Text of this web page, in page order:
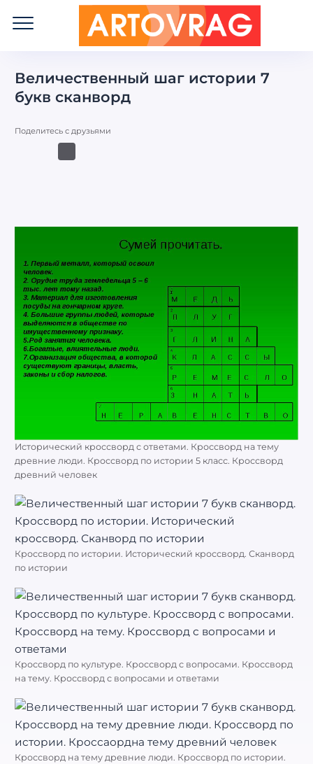
Величественный шаг истории 7
букв сканворд
Поделитесь с друзьями
Исторический кроссворд с ответами. Кроссворд на тему
древние люди. Кроссворд по истории 5 класс. Кроссворд
древний человек
Кроссворд по истории. Исторический кроссворд. Сканворд
по истории
Кроссворд по культуре. Кроссворд с вопросами. Кроссворд
на тему. Кроссворд с вопросами и ответами
Кроссворд на тему древние люди. Кроссворд по истории.